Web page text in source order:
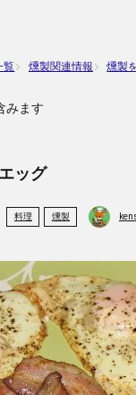
覧 燻製関連情報 燻製
みます
ッグ
料理 燻製